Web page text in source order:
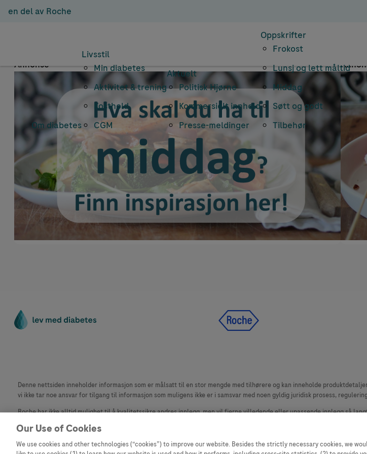
en del av Roche
Om diabetes
Livsstil
Min diabetes
Aktivitet & trening
Kosthold
CGM
Aktuelt
Politisk Hjørne
Kommersielt innhold
Presse-meldinger
Oppskrifter
Frokost
Lunsj og lett måltid
Middag
Søtt og godt
Tilbehør
Emnearkiv: Document
Annonse
Denne nettsiden inneholder informasjon som er målsatt til en stor mengde med tilhørere og kan inneholde
vi ikke tar noe ansvar for tilgang til informasjon som muligens ikke er i samsvar med noen gyldig juridisk prosess,
Roche har ikke alltid mulighet til å kvalitetssikre andres innlegg, men vil fjerne villedende eller upassende innlegg så
materiale fra dette nettstedet for bruk annet sted er ikke tillatt uten avtale. Nettstedet selger plass til annonsører, og slikt
Our Use of Cookies
We use cookies and other technologies (“cookies”) to improve our website. Besides the strictly necessary cookies, we